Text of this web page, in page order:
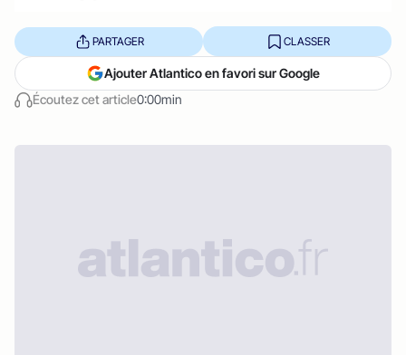
Écoutez cet article0:00min
PARTAGER CLASSER
Ajouter Atlantico en favori sur Google